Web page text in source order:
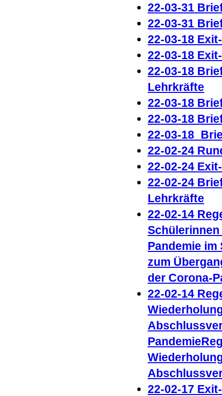
22-03-31
22-03-31
22-03-18
22-03-18
22-03-18
Lehrkräfte
22-03-18
22-03-18
22-03-
22-02-24
22-02-24
22-02-24
Lehrkräfte
22-02-14
Pandemie im
zum
der Corona-
22-02-14
22-02-17